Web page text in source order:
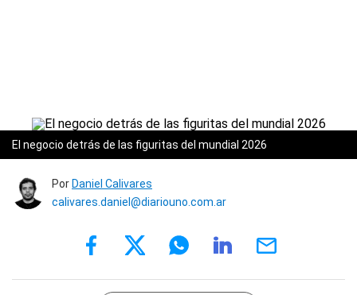
El negocio detrás de las figuritas del mundial 2026
Por Daniel Calivares
calivares.daniel@diariouno.com.ar